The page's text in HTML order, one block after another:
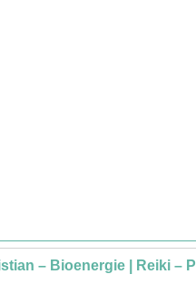
– Bioenergie | Reiki –